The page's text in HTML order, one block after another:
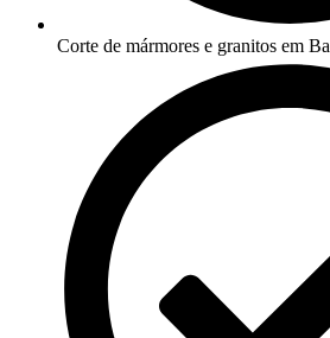
Corte de mármores e granitos em